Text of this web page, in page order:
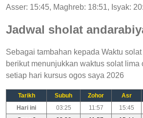
Asser: 15:45, Maghreb: 18:51, Isyak:
Jadwal sholat
Sebagai tambahan kepada Waktu
berikut menunjukkan waktus solat lima
setiap hari kursus ogos saya 2026
Tarikh Subuh Zohor Asr
Hari ini
03:25 11:57 15:45